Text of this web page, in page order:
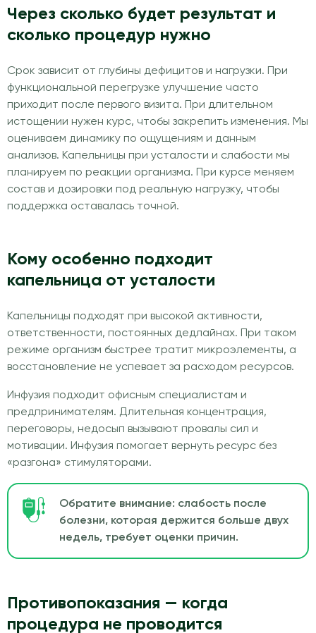
Через сколько будет результат и
сколько процедур нужно
Срок зависит от глубины дефицитов и нагрузки. При
функциональной перегрузке улучшение часто
приходит после первого визита. При длительном
истощении нужен курс, чтобы закрепить изменения. Мы
оцениваем динамику по ощущениям и данным
анализов. Капельницы при усталости и слабости мы
планируем по реакции организма. При курсе меняем
состав и дозировки под реальную нагрузку, чтобы
поддержка оставалась точной.
Кому особенно подходит
капельница от усталости
Капельницы подходят при высокой активности,
ответственности, постоянных дедлайнах. При таком
режиме организм быстрее тратит микроэлементы, а
восстановление не успевает за расходом ресурсов.
Инфузия подходит офисным специалистам и
предпринимателям. Длительная концентрация,
переговоры, недосып вызывают провалы сил и
мотивации. Инфузия помогает вернуть ресурс без
«разгона» стимуляторами.
Обратите внимание: слабость после
болезни, которая держится больше двух
недель, требует оценки причин.
Противопоказания — когда
процедура не проводится